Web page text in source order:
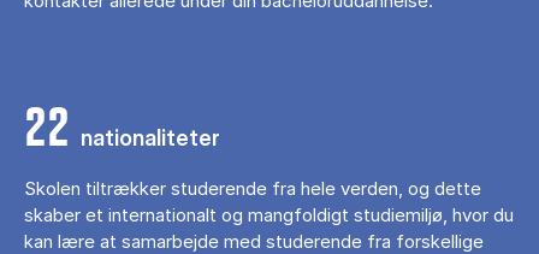
22 nationaliteter
Skolen tiltrækker studerende fra hele verden, og dette
skaber et internationalt og mangfoldigt studiemiljø, hvor du
kan lære at samarbejde med studerende fra forskellige